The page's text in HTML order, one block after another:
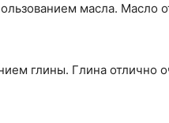
масла. Масло
глины. Глина отлично